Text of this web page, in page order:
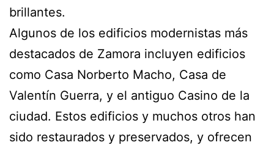
brillantes.
Algunos de los edificios modernistas más
destacados de Zamora incluyen edificios
como Casa Norberto Macho, Casa de
Valentín Guerra, y el antiguo Casino de la
ciudad. Estos edificios y muchos otros han
sido restaurados y preservados, y ofrecen